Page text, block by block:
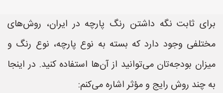
برای ثابت نگه داشتن رنگ پارچه در ایران، روش‌های
مختلفی وجود دارد که بسته به نوع پارچه، نوع رنگ و
میزان بودجه‌تان می‌توانید از آن‌ها استفاده کنید. در اینجا
به چند روش رایج و مؤثر اشاره می‌کنم: